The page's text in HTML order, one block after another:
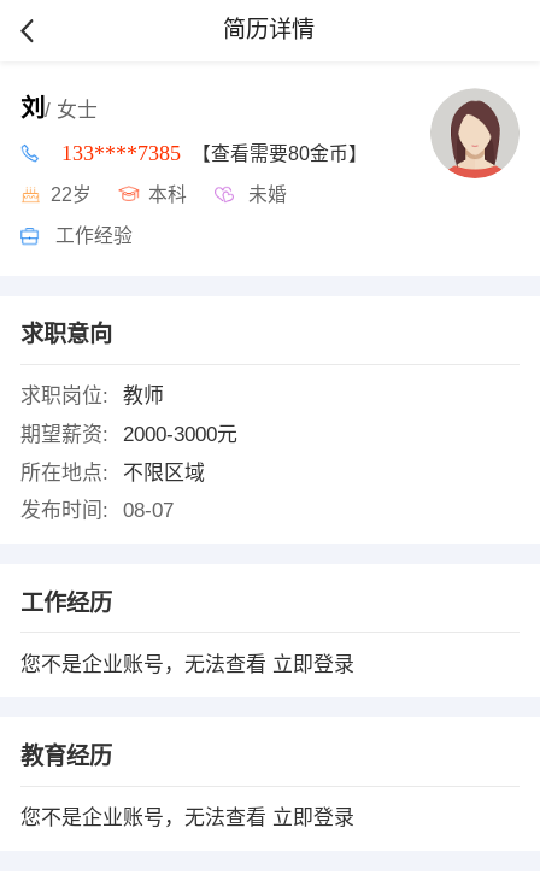
简历详情
刘 / 女士
133****7385 【查看需要80金币】
22岁 本科 未婚
工作经验
求职意向
求职岗位:
教师
期望薪资:
2000-3000元
所在地点:
不限区域
发布时间:
08-07
工作经历
您不是企业账号，无法查看 立即登录
教育经历
您不是企业账号，无法查看 立即登录